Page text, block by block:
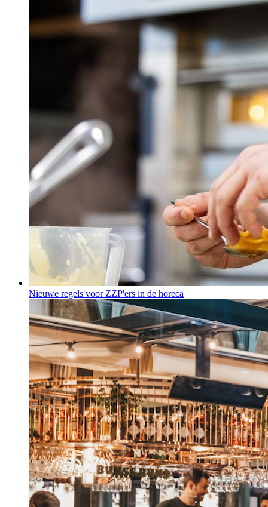
Nieuwe regels voor ZZP'ers in de horeca